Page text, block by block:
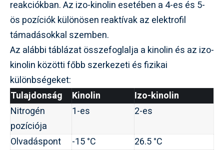
reakciókban. Az izo-kinolin esetében a 4-es és 5-
ös pozíciók különösen reaktívak az elektrofil
támadásokkal szemben.
Az alábbi táblázat összefoglalja a kinolin és az izo-
kinolin közötti főbb szerkezeti és fizikai
különbségeket:
Tulajdonság
Kinolin
Izo-kinolin
Nitrogén
pozíciója
1-es 2-es
Olvadáspont -15 °C
26.5 °C